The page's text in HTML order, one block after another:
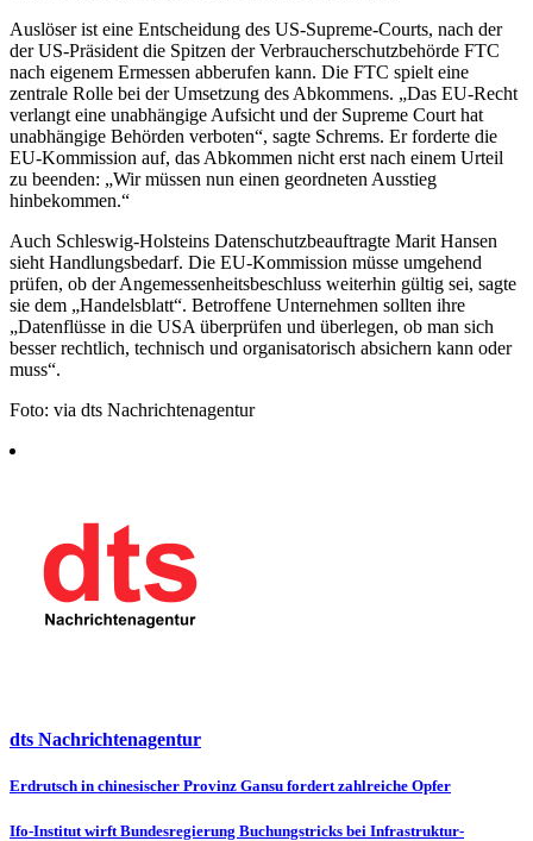
Auslöser ist eine Entscheidung des US-Supreme-Courts, nach der
der US-Präsident die Spitzen der Verbraucherschutzbehörde FTC
nach eigenem Ermessen abberufen kann. Die FTC spielt eine
zentrale Rolle bei der Umsetzung des Abkommens. „Das EU-Recht
verlangt eine unabhängige Aufsicht und der Supreme Court hat
unabhängige Behörden verboten“, sagte Schrems. Er forderte die
EU-Kommission auf, das Abkommen nicht erst nach einem Urteil
zu beenden: „Wir müssen nun einen geordneten Ausstieg
hinbekommen.“
Auch Schleswig-Holsteins Datenschutzbeauftragte Marit Hansen
sieht Handlungsbedarf. Die EU-Kommission müsse umgehend
prüfen, ob der Angemessenheitsbeschluss weiterhin gültig sei, sagte
sie dem „Handelsblatt“. Betroffene Unternehmen sollten ihre
„Datenflüsse in die USA überprüfen und überlegen, ob man sich
besser rechtlich, technisch und organisatorisch absichern kann oder
muss“.
Foto: via dts Nachrichtenagentur
dts Nachrichtenagentur
Beitragsnavigation
Erdrutsch in chinesischer Provinz Gansu fordert zahlreiche Opfer
Ifo-Institut wirft Bundesregierung Buchungstricks bei Infrastruktur-